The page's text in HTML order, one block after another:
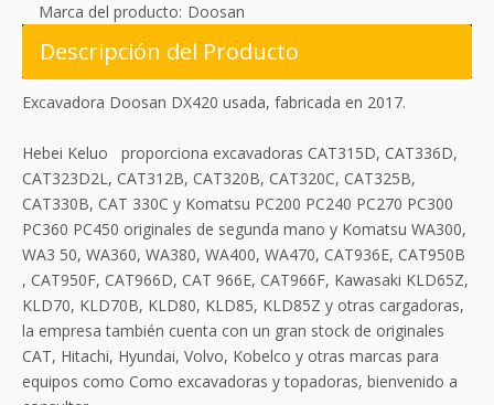
Marca del producto: Doosan
Descripción del Producto
Excavadora Doosan DX420 usada, fabricada en 2017.
Hebei Keluo proporciona excavadoras CAT315D, CAT336D,
CAT323D2L, CAT312B, CAT320B, CAT320C, CAT325B,
CAT330B, CAT 330C y Komatsu PC200 PC240 PC270 PC300
PC360 PC450 originales de segunda mano y Komatsu WA300,
WA3 50, WA360, WA380, WA400, WA470, CAT936E, CAT950B
, CAT950F, CAT966D, CAT 966E, CAT966F, Kawasaki KLD65Z,
KLD70, KLD70B, KLD80, KLD85, KLD85Z y otras cargadoras,
la empresa también cuenta con un gran stock de originales
CAT, Hitachi, Hyundai, Volvo, Kobelco y otras marcas para
equipos como Como excavadoras y topadoras, bienvenido a